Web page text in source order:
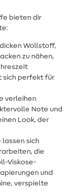
bieten dir
Wollstoff,
zu nähen,
sich perfekt für
verleihen
Note und
Look, der
sich
die
Viskose-
und
verspielte